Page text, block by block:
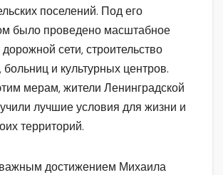
поселений. Под его
было проведено масштабное
сети, строительство
и культурных центров.
мерам, жители Ленинградской
лучшие условия для жизни и
территорий.
достижением Михаила